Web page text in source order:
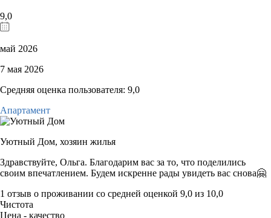
9,0
май 2026
7 мая 2026
Средняя оценка пользователя: 9,0
Апартамент
Уютный Дом, хозяин жилья
Здравствуйте, Ольга. Благодарим вас за то, что поделились
своим впечатлением. Будем искренне рады увидеть вас снова🤗
1 отзыв о проживании со средней оценкой 9,0 из 10,0
Чистота
Цена - качество